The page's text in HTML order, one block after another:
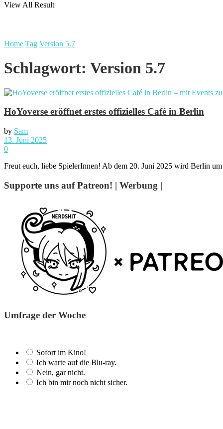
View All Result
Home Tag Version 5.7
Schlagwort: Version 5.7
HoYoverse eröffnet erstes offizielles Café in Berlin
by Sam
13. Juni 2025
0
Freut euch, liebe SpielerInnen! Ab dem 20. Juni 2025 wird Berlin
Supporte uns auf Patreon! | Werbung |
Umfrage der Woche
Sofort im Kino!
Ich warte auf die Blu-ray.
Nein, gar nicht.
Ich bin mir noch nicht sicher.